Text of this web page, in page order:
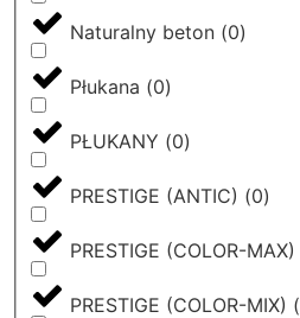
Naturalny beton (0)
Płukana (0)
PŁUKANY (0)
PRESTIGE (ANTIC) (0)
PRESTIGE (COLOR-MAX)
PRESTIGE (COLOR-MIX) (